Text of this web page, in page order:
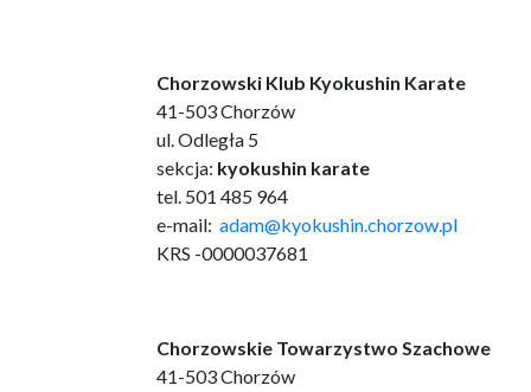
Chorzowski Klub Kyokushin Karate
41-503 Chorzów
ul. Odległa 5
sekcja: kyokushin karate
tel. 501 485 964
e-mail: adam@kyokushin.chorzow.pl
KRS -0000037681
Chorzowskie Towarzystwo Szachowe
41-503 Chorzów